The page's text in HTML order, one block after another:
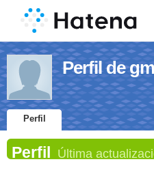
Perfil de
Perfil
Perfil Última